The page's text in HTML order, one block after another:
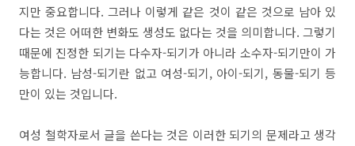
지만 중요합니다. 그러나 이렇게 같은 것이 같은 것으로 남아 있
다는 것은 어떠한 변화도 생성도 없다는 것을 의미합니다. 그렇기
때문에 진정한 되기는 다수자-되기가 아니라 소수자-되기만이 가
능합니다. 남성-되기란 없고 여성-되기, 아이-되기, 동물-되기 등
만이 있는 것입니다.
여성 철학자로서 글을 쓴다는 것은 이러한 되기의 문제라고 생각